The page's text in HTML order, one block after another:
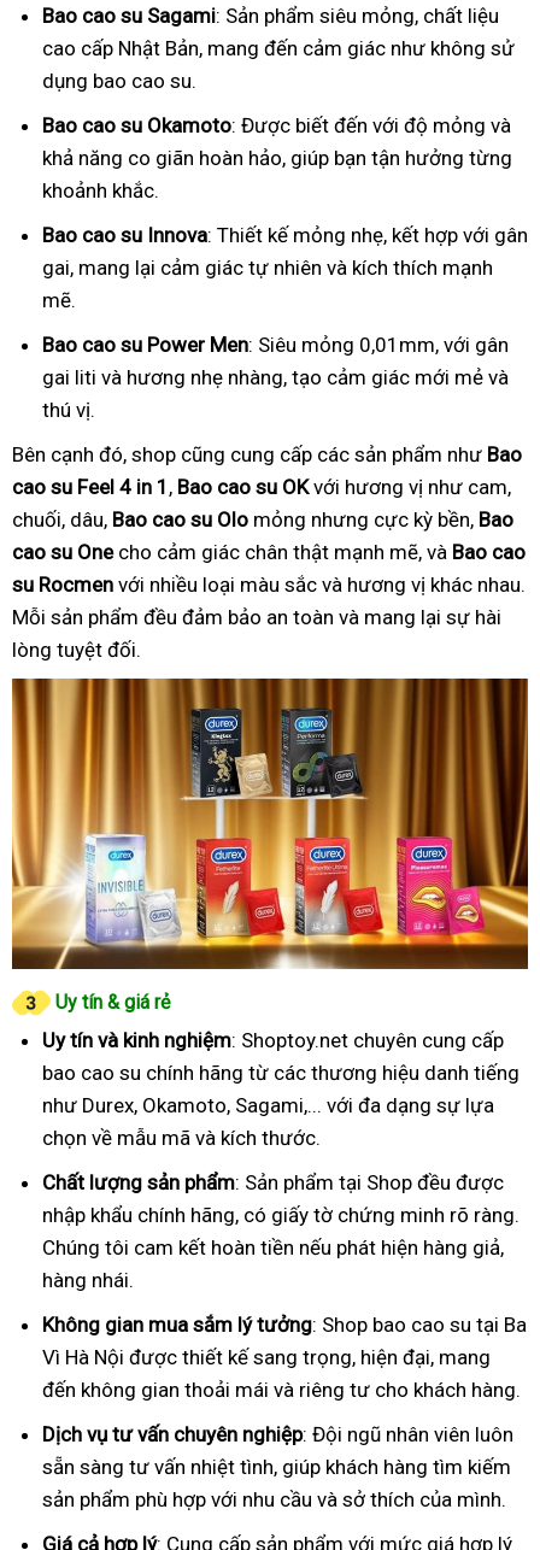
Bao cao su Sagami: Sản phẩm siêu mỏng, chất liệu
cao cấp Nhật Bản, mang đến cảm giác như không sử
dụng bao cao su.
Bao cao su Okamoto: Được biết đến với độ mỏng và
khả năng co giãn hoàn hảo, giúp bạn tận hưởng từng
khoảnh khắc.
Bao cao su Innova: Thiết kế mỏng nhẹ, kết hợp với gân
gai, mang lại cảm giác tự nhiên và kích thích mạnh
mẽ.
Bao cao su Power Men: Siêu mỏng 0,01mm, với gân
gai liti và hương nhẹ nhàng, tạo cảm giác mới mẻ và
thú vị.
Bên cạnh đó, shop cũng cung cấp các sản phẩm như Bao
cao su Feel 4 in 1 , Bao cao su OKvới hương vị như cam,
chuối, dâu, Bao cao su Olo mỏng nhưng cực kỳ bền, Bao
cao su Onecho cảm giác chân thật mạnh mẽ, và Bao cao
su Rocmen với nhiều loại màu sắc và hương vị khác nhau.
Mỗi sản phẩm đều đảm bảo an toàn và mang lại sự hài
lòng tuyệt đối.
Uy tín & giá rẻ
Uy tín và kinh nghiệm: Shoptoy.net chuyên cung cấp
bao cao su chính hãng từ các thương hiệu danh tiếng
như Durex, Okamoto, Sagami,... với đa dạng sự lựa
chọn về mẫu mã và kích thước.
Chất lượng sản phẩm: Sản phẩm tại Shop đều được
nhập khẩu chính hãng, có giấy tờ chứng minh rõ ràng.
Chúng tôi cam kết hoàn tiền nếu phát hiện hàng giả,
hàng nhái.
Không gian mua sắm lý tưởng: Shop bao cao su tại Ba
Vì Hà Nội được thiết kế sang trọng, hiện đại, mang
đến không gian thoải mái và riêng tư cho khách hàng.
Dịch vụ tư vấn chuyên nghiệp: Đội ngũ nhân viên luôn
sẵn sàng tư vấn nhiệt tình, giúp khách hàng tìm kiếm
sản phẩm phù hợp với nhu cầu và sở thích của mình.
Giá cả hợp lý: Cung cấp sản phẩm với mức giá hợp lý